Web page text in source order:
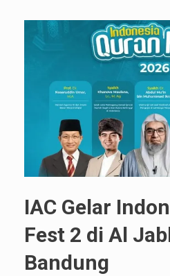
IAC Gelar
Fest 2 di Al
Bandung